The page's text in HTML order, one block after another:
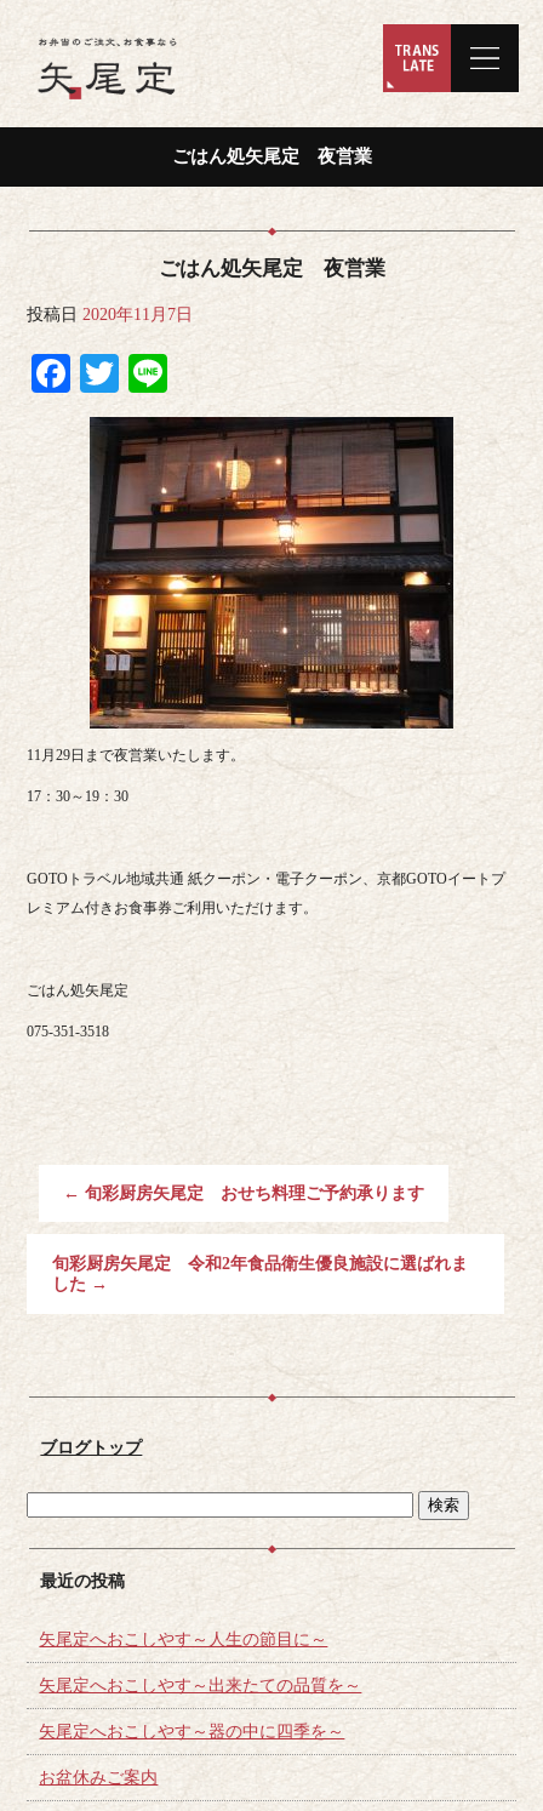
ごはん処矢尾定 夜営業
ごはん処矢尾定 夜営業
投稿日 2020年11月7日
Facebook
TwitterLine
11月29日まで夜営業いたします。
17：30～19：30
GOTOトラベル地域共通 紙クーポン・電子クーポン、京都GOTOイートプ
レミアム付きお食事券ご利用いただけます。
ごはん処矢尾定
075-351-3518
← 旬彩厨房矢尾定 おせち料理ご予約承ります
旬彩厨房矢尾定 令和2年食品衛生優良施設に選ばれま
した →
ブログトップ
最近の投稿
矢尾定へおこしやす～人生の節目に～
矢尾定へおこしやす～出来たての品質を～
矢尾定へおこしやす～器の中に四季を～
お盆休みご案内